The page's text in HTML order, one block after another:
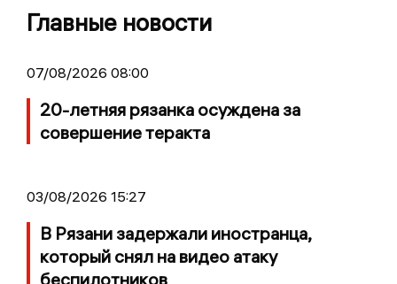
Главные новости
07/08/2026 08:00
20-летняя рязанка осуждена за
совершение теракта
03/08/2026 15:27
В Рязани задержали иностранца,
который снял на видео атаку
беспилотников